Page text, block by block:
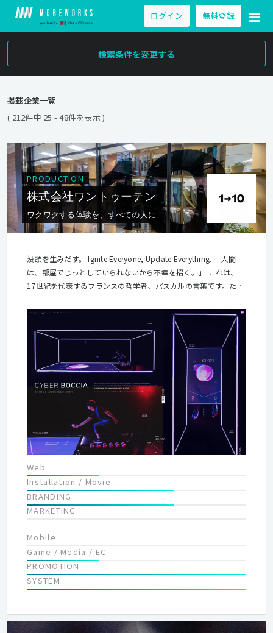
ログイン 無料登録
検索条件を変更する
掲載企業一覧
( 212件中 25 - 48件を表示 )
PRODUCTION
株式会社ワントゥーテン
ワクワクする体験を、すべての人に
没頭を生みだす。 Ignite Everyone, Update Everything. 「⼈間
は、部屋でじっとしていられないから不幸を招く。」 これは、
17世紀を代表するフランスの哲学者、パスカルの⾔葉です。たと
ない。という、誰にでも⼼当たりがある「暇ではないけど、退屈
な状態」。この没頭することができない「退屈」な状態は、古来
からつづく⼈間の永遠の課題です。 私たちワントゥーテンは、創
造⼒でこの課題に挑みます。その体験によって、⼼の底から湧き
上がる興味を⽣みだせるか。その空間によって、⼈⽣を豊かにす
る熱中を⽣みだせるか。私たちは、クリエイティブと⾰新的技術
によって、⼈々の⼼に⽕をつけます。「没頭」は、新たな気づき
を⽣み、あらゆる興味へとつながり、世界をどこまでも広げてく
れる。そんな、知性と感性で満たされる、味わい深い⼈⽣をすべ
ての⼈に。 ワントゥーテンは、⼈間の永遠の課題に挑み、創造⼒
で⼈類の可能性をひらく、近未来クリエイティブカンパニーで
Web
Installation / Movie
BRANDING
MARKETING
Mobile
Game / Media / EC
PROMOTION
SYSTEM